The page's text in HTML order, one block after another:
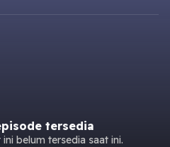
tersedia
belum tersedia saat ini.